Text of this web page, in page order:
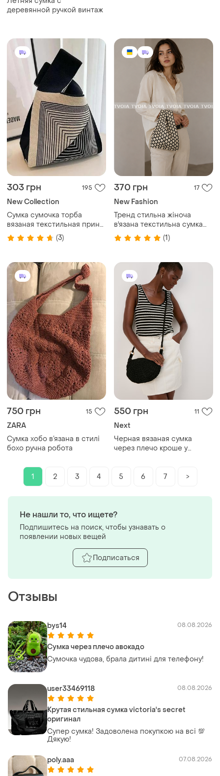
деревянной ручкой винтаж
303 грн 195
New Collection
Сумка сумочка торба
вязаная текстильная принт
в руку сильная модная
новая
(3)
370 грн 17
New Fashion
Тренд стильна жіноча
в'язана текстильна сумка
шопер графічний принт
абстракція
(1)
750 грн 15
ZARA
Сумка хобо в‘язана в стилі
бохо ручна робота
550 грн 11
Next
Черная вязаная сумка
через плечо кроше у
1 2 3 4 5 6 7 >
Отзывы
bys14 08.08.2026
Сумка через плечо авокадо
Сумочка чудова, брала дитині для телефону!
user33469118 08.08.2026
Крутая стильная сумка victoria's secret
оригинал
Супер сумка! Задоволена покупкою на всі 💯
Дякую!
poly.aaa 07.08.2026
Не нашли то, что ищете?
Подпишитесь на поиск, чтобы узнавать о
появлении новых вещей
Подписаться